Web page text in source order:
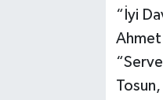
“İyi
Ahmet